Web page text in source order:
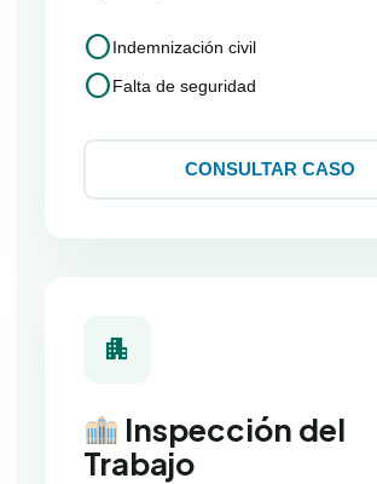
circleIndemnización civil
circleFalta de seguridad
CONSULTAR CASO
apartment
Inspección del
Trabajo